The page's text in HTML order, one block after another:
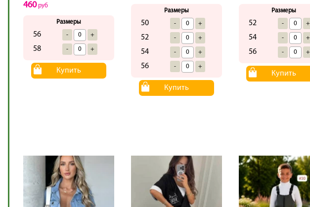
460руб
Размеры
56 - +
58 - +
Купить
Размеры
50 - +
52 - +
54 - +
56 - +
Купить
Размеры
52 - +
54 - +
56 - +
Купить